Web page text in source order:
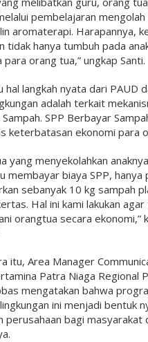
pembelajaran
aromaterapi. Harapannya,
tidak hanya tumbuh pada
para orang tua,” ungkap Santi.
hal langkah nyata dari PAUD
adalah terkait
SPP Berbayar
keterbatasan ekonomi para
yang menyekolahkan
membayar biaya SPP, hanya
sebanyak 10 kg sampah
Hal ini kami lakukan
orangtua secara ekonomi,”
itu, Area Manager
Patra Niaga Regional
mengatakan bahwa
ini menjadi bentuk
perusahaan bagi masyarakat